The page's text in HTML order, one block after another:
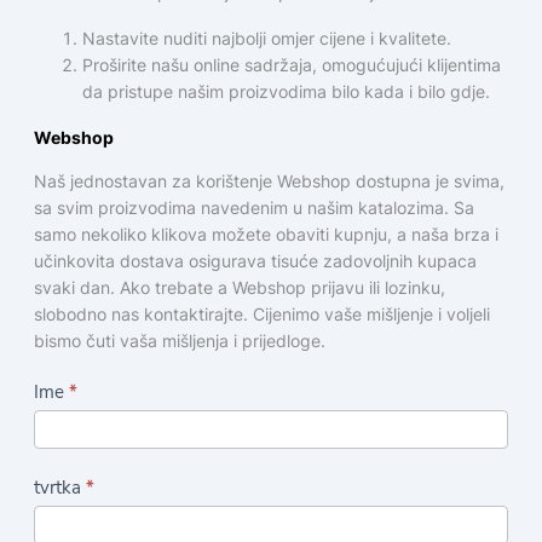
Nastavite nuditi najbolji omjer cijene i kvalitete.
Proširite našu online sadržaja, omogućujući klijentima
da pristupe našim proizvodima bilo kada i bilo gdje.
Webshop
Naš jednostavan za korištenje Webshop dostupna je svima,
sa svim proizvodima navedenim u našim katalozima. Sa
samo nekoliko klikova možete obaviti kupnju, a naša brza i
učinkovita dostava osigurava tisuće zadovoljnih kupaca
svaki dan. Ako trebate a Webshop prijavu ili lozinku,
slobodno nas kontaktirajte. Cijenimo vaše mišljenje i voljeli
bismo čuti vaša mišljenja i prijedloge.
O
a
Ime *
tvrtka *